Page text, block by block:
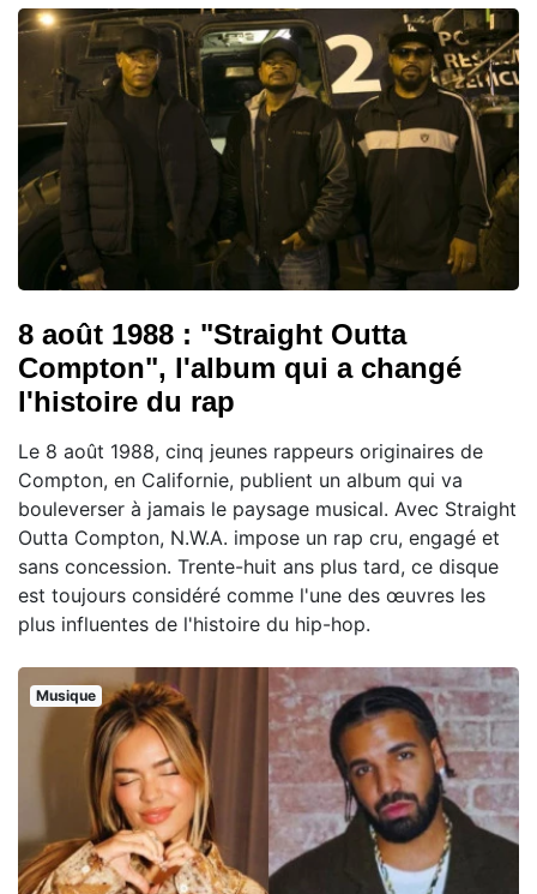
8 août 1988 : "Straight Outta
Compton", l'album qui a changé
l'histoire du rap
Le 8 août 1988, cinq jeunes rappeurs originaires de
Compton, en Californie, publient un album qui va
bouleverser à jamais le paysage musical. Avec Straight
Outta Compton, N.W.A. impose un rap cru, engagé et
sans concession. Trente-huit ans plus tard, ce disque
est toujours considéré comme l'une des œuvres les
plus influentes de l'histoire du hip-hop.
Musique